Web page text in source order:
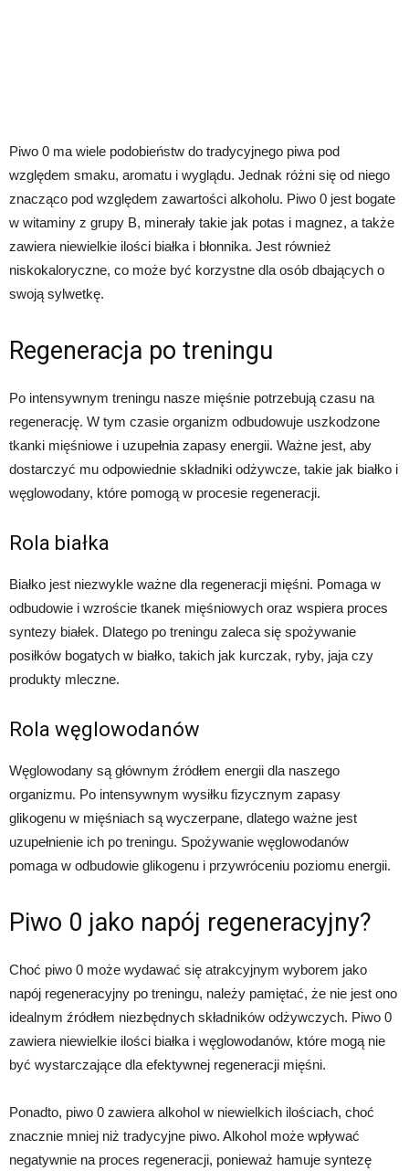
Piwo 0 ma wiele podobieństw do tradycyjnego piwa pod
względem smaku, aromatu i wyglądu. Jednak różni się od niego
znacząco pod względem zawartości alkoholu. Piwo 0 jest bogate
w witaminy z grupy B, minerały takie jak potas i magnez, a także
zawiera niewielkie ilości białka i błonnika. Jest również
niskokaloryczne, co może być korzystne dla osób dbających o
swoją sylwetkę.
Regeneracja po treningu
Po intensywnym treningu nasze mięśnie potrzebują czasu na
regenerację. W tym czasie organizm odbudowuje uszkodzone
tkanki mięśniowe i uzupełnia zapasy energii. Ważne jest, aby
dostarczyć mu odpowiednie składniki odżywcze, takie jak białko i
węglowodany, które pomogą w procesie regeneracji.
Rola białka
Białko jest niezwykle ważne dla regeneracji mięśni. Pomaga w
odbudowie i wzroście tkanek mięśniowych oraz wspiera proces
syntezy białek. Dlatego po treningu zaleca się spożywanie
posiłków bogatych w białko, takich jak kurczak, ryby, jaja czy
produkty mleczne.
Rola węglowodanów
Węglowodany są głównym źródłem energii dla naszego
organizmu. Po intensywnym wysiłku fizycznym zapasy
glikogenu w mięśniach są wyczerpane, dlatego ważne jest
uzupełnienie ich po treningu. Spożywanie węglowodanów
pomaga w odbudowie glikogenu i przywróceniu poziomu energii.
Piwo 0 jako napój regeneracyjny?
Choć piwo 0 może wydawać się atrakcyjnym wyborem jako
napój regeneracyjny po treningu, należy pamiętać, że nie jest ono
idealnym źródłem niezbędnych składników odżywczych. Piwo 0
zawiera niewielkie ilości białka i węglowodanów, które mogą nie
być wystarczające dla efektywnej regeneracji mięśni.
Ponadto, piwo 0 zawiera alkohol w niewielkich ilościach, choć
znacznie mniej niż tradycyjne piwo. Alkohol może wpływać
negatywnie na proces regeneracji, ponieważ hamuje syntezę